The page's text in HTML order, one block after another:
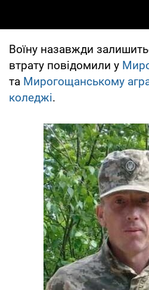
Воїну назавжди
втрату повідомили у
та Мирогощанському
коледжі.